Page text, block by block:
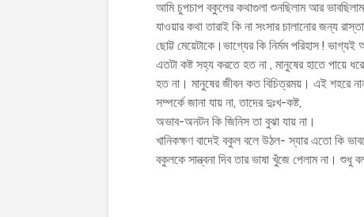
আমি চুপচাপ বকুলের কথাগুলা শুনছিলাম আর
যাওয়ার কথা তারাই কি না সংসার চালানোর জন্য
ছোট্ট মেয়েটাকে।ভাগ্যের কি নির্মম পরিহাস !
এতটা কষ্ট সহ্য করতে হত না , মানুষের হাতে পায়ে
হত না। মানুষের জীবন কত বিচিত্রময়। এই শহরে
সম্পর্কে জানা যায় না, তাদের দুঃখ-কষ্ট,
অভাব-অনটন কি জিনিস তা বুঝা যায় না।
খানিকক্ষণ বাদেই বকুল বলে উঠল- স্যার এতো কি
বকুলকে সান্ত্বনা দিব তার ভাষা খুঁজে পেলাম না। শুধু